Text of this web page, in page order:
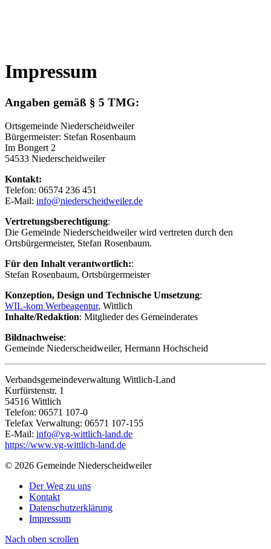
Impressum
Angaben gemäß § 5 TMG:
Ortsgemeinde Niederscheidweiler
Bürgermeister: Stefan Rosenbaum
Im Bongert 2
54533 Niederscheidweiler
Kontakt:
Telefon: 06574 236 451
E-Mail: info@niederscheidweiler.de
Vertretungsberechtigung:
Die Gemeinde Niederscheidweiler wird vertreten durch den
Ortsbürgermeister, Stefan Rosenbaum.
Für den Inhalt verantwortlich::
Stefan Rosenbaum, Ortsbürgermeister
Konzeption, Design und Technische Umsetzung:
WIL-kom Werbeagentur, Wittlich
Inhalte/Redaktion: Mitglieder des Gemeinderates
Bildnachweise:
Gemeinde Niederscheidweiler, Hermann Hochscheid
Verbandsgemeindeverwaltung Wittlich-Land
Kurfürstenstr. 1
54516 Wittlich
Telefon: 06571 107-0
Telefax Verwaltung: 06571 107-155
E-Mail: info@vg-wittlich-land.de
https://www.vg-wittlich-land.de
© 2026 Gemeinde Niederscheidweiler
Der Weg zu uns
Kontakt
Datenschutzerklärung
Impressum
Nach oben scrollen